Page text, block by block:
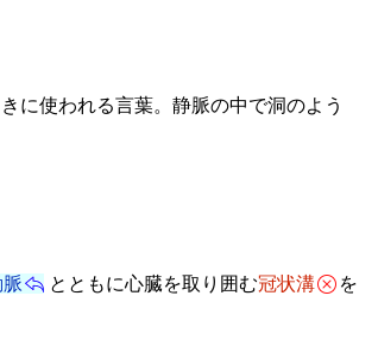
に使われる言葉。静脈の中で洞のよう
とともに心臓を取り囲む冠状溝
を